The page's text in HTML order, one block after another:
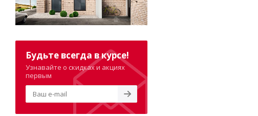
Будьте всегда в курсе!
Узнавайте о скидках и акциях
первым